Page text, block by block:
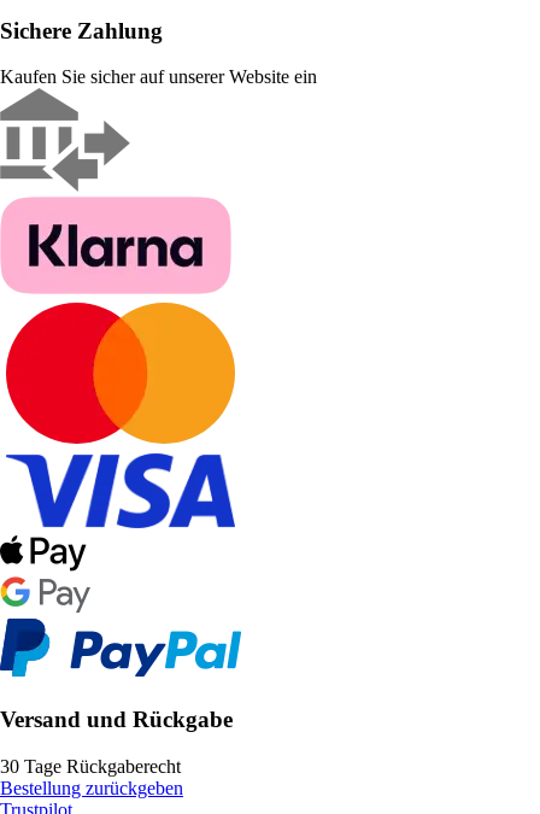
Sichere Zahlung
Kaufen Sie sicher auf unserer Website ein
Versand und Rückgabe
30 Tage Rückgaberecht
Bestellung zurückgeben
Trustpilot